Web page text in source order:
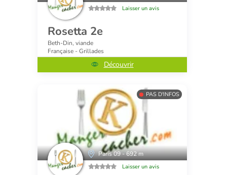
Laisser un avis
Rosetta 2e
Beth-Din, viande
Française - Grillades
Découvrir
PAS D'INFOS
Paris 09 - 692 m
Laisser un avis